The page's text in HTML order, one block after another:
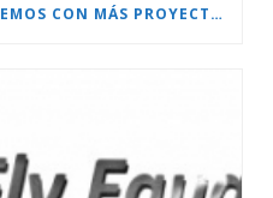
DESPUÉS DEL COVID VOLVEMOS CON MÁS PROYECTOS!!!